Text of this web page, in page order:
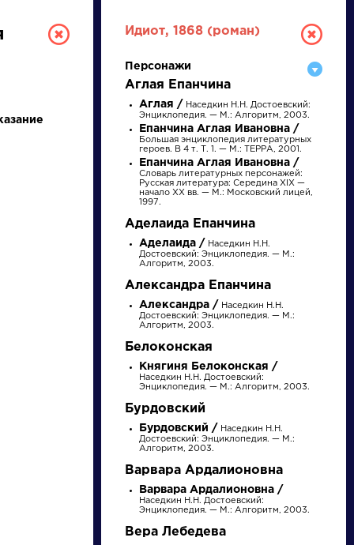
РУССКАЯ
ЛИТЕРАТУРА
ДЛЯ ПРЕЗЕНТАЦИЙ,
УРОКОВ И ЕГЭ
Д Е Ж З И К
писатели
Идиот, 1868 (роман)
Персонажи
Аглая Епанчина
Аглая / Наседкин Н.Н. Достоевский:
Энциклопедия. — М.: Алгоритм, 2003.
Епанчина Аглая Ивановна /
Большая энциклопедия литературных
героев. В 4 т. Т. 1. — М.: ТЕРРА, 2001.
Епанчина Аглая Ивановна /
Словарь литературных персонажей:
Русская литература: Середина XIX —
начало XX вв. — М.: Московский лицей,
1997.
Аделаида Епанчина
Аделаида / Наседкин Н.Н.
Достоевский: Энциклопедия. — М.:
Алгоритм, 2003.
Александра Епанчина
Александра / Наседкин Н.Н.
Достоевский: Энциклопедия. — М.:
Алгоритм, 2003.
Белоконская
Княгиня Белоконская /
Наседкин Н.Н. Достоевский:
Энциклопедия. — М.: Алгоритм, 2003.
Бурдовский
Бурдовский / Наседкин Н.Н.
Достоевский: Энциклопедия. — М.:
Алгоритм, 2003.
Варвара Ардалионовна
Варвара Ардалионовна /
Наседкин Н.Н. Достоевский:
Энциклопедия. — М.: Алгоритм, 2003.
Вера Лебедева